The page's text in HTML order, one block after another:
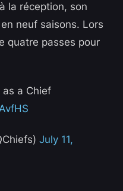
la réception, son
neuf saisons. Lors
quatre passes pour
as a Chief
July 11,